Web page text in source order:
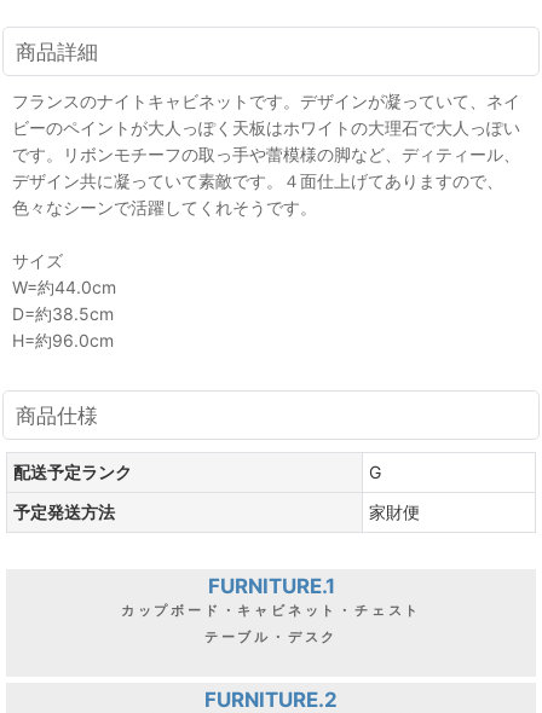
商品詳細
フランスのナイトキャビネットです。デザインが凝っていて、ネイ
ビーのペイントが大人っぽく天板はホワイトの大理石で大人っぽい
です。リボンモチーフの取っ手や蕾模様の脚など、ディティール、
デザイン共に凝っていて素敵です。４面仕上げてありますので、
色々なシーンで活躍してくれそうです。
サイズ
W=約44.0cm
D=約38.5cm
H=約96.0cm
商品仕様
配送予定ランク
G
予定発送方法
家財便
FURNITURE.1
カップボード・キャビネット・チェスト
テーブル・デスク
FURNITURE.2